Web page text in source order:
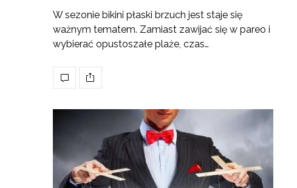
W sezonie bikini płaski brzuch jest staje się
ważnym tematem. Zamiast zawijać się w pareo i
wybierać opustoszałe plaże, czas…